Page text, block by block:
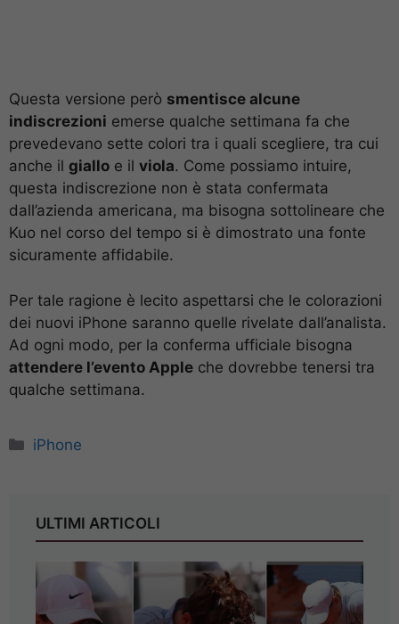
Questa versione però smentisce alcune
indiscrezioni emerse qualche settimana fa che
prevedevano sette colori tra i quali scegliere, tra cui
anche il giallo e il viola. Come possiamo intuire,
questa indiscrezione non è stata confermata
dall’azienda americana, ma bisogna sottolineare che
Kuo nel corso del tempo si è dimostrato una fonte
sicuramente affidabile.
Per tale ragione è lecito aspettarsi che le colorazioni
dei nuovi iPhone saranno quelle rivelate dall’analista.
Ad ogni modo, per la conferma ufficiale bisogna
attendere l’evento Apple che dovrebbe tenersi tra
qualche settimana.
Categorie
iPhone
ULTIMI ARTICOLI